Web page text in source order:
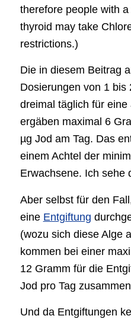
therefore people with
thyroid may take
restrictions.)
Die in diesem Beitrag
Dosierungen von 1 bis
dreimal täglich für
ergäben maximal 6
µg Jod am Tag. Das
einem Achtel der
Erwachsene. Ich sehe
Aber selbst für den
eine Entgiftung
(wozu sich diese Alge
kommen bei einer
12 Gramm für die
Jod pro Tag
Und da Entgiftungen